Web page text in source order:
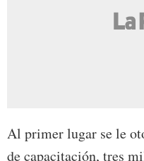
Al primer lugar se le
de capacitación, tres